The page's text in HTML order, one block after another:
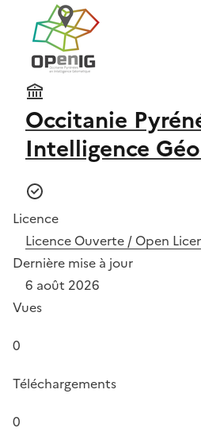
Occitanie
Intelligence
Licence
Licence Ouverte / Open
Dernière mise à jour
6 août 2026
Vues
0
Téléchargements
0